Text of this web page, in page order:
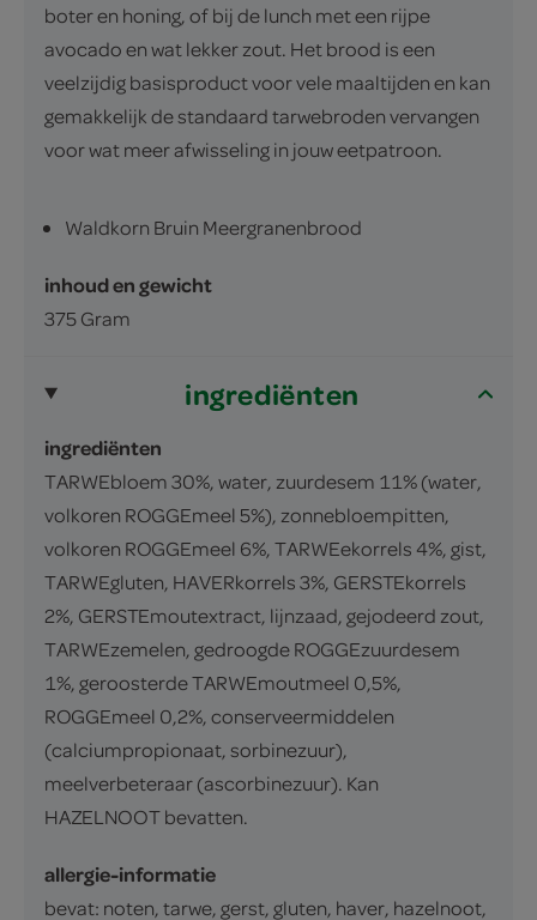
boter en honing, of bij de lunch met een rijpe
avocado en wat lekker zout. Het brood is een
veelzijdig basisproduct voor vele maaltijden en kan
gemakkelijk de standaard tarwebroden vervangen
voor wat meer afwisseling in jouw eetpatroon.
Waldkorn Bruin Meergranenbrood
inhoud en gewicht
375 Gram
ingrediënten
ingrediënten
TARWEbloem 30%, water, zuurdesem 11% (water,
volkoren ROGGEmeel 5%), zonnebloempitten,
volkoren ROGGEmeel 6%, TARWEekorrels 4%, gist,
TARWEgluten, HAVERkorrels 3%, GERSTEkorrels
2%, GERSTEmoutextract, lijnzaad, gejodeerd zout,
TARWEzemelen, gedroogde ROGGEzuurdesem
1%, geroosterde TARWEmoutmeel 0,5%,
ROGGEmeel 0,2%, conserveermiddelen
(calciumpropionaat, sorbinezuur),
meelverbeteraar (ascorbinezuur). Kan
HAZELNOOT bevatten.
allergie-informatie
bevat: noten, tarwe, gerst, gluten, haver, hazelnoot,